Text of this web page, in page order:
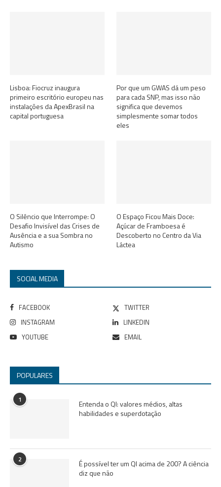
Lisboa: Fiocruz inaugura
primeiro escritório europeu nas
instalações da ApexBrasil na
capital portuguesa
Por que um GWAS dá um peso
para cada SNP, mas isso não
significa que devemos
simplesmente somar todos
eles
O Silêncio que Interrompe: O
Desafio Invisível das Crises de
Ausência e a sua Sombra no
Autismo
O Espaço Ficou Mais Doce:
Açúcar de Framboesa é
Descoberto no Centro da Via
Láctea
SOCIAL MEDIA
FACEBOOK
TWITTER
INSTAGRAM
LINKEDIN
YOUTUBE
EMAIL
POPULARES
1
Entenda o QI: valores médios, altas
habilidades e superdotação
2
É possível ter um QI acima de 200? A ciência
diz que não